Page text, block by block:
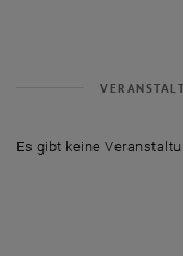
Es gibt keine